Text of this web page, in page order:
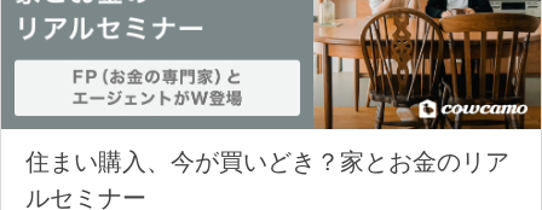
住まい購入、今が買いどき？家とお金のリア
ルセミナー